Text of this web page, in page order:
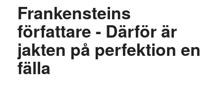
Frankensteins
författare - Därför är
jakten på perfektion en
fälla